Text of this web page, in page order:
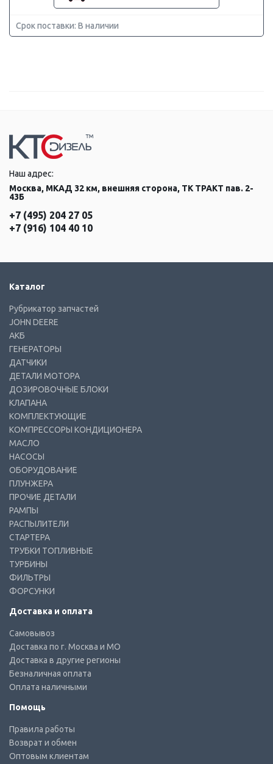
Срок поставки: В наличии
Наш адрес:
Москва, МКАД 32 км, внешняя сторона, ТК ТРАКТ пав. 2-
43Б
+7 (495) 204 27 05
+7 (916) 104 40 10
Каталог
Рубрикатор запчастей
JOHN DEERE
АКБ
ГЕНЕРАТОРЫ
ДАТЧИКИ
ДЕТАЛИ МОТОРА
ДОЗИРОВОЧНЫЕ БЛОКИ
КЛАПАНА
КОМПЛЕКТУЮЩИЕ
КОМПРЕССОРЫ КОНДИЦИОНЕРА
МАСЛО
НАСОСЫ
ОБОРУДОВАНИЕ
ПЛУНЖЕРА
ПРОЧИЕ ДЕТАЛИ
РАМПЫ
РАСПЫЛИТЕЛИ
СТАРТЕРА
ТРУБКИ ТОПЛИВНЫЕ
ТУРБИНЫ
ФИЛЬТРЫ
ФОРСУНКИ
Доставка и оплата
Самовывоз
Доставка по г. Москва и МО
Доставка в другие регионы
Безналичная оплата
Оплата наличными
Помощь
Правила работы
Возврат и обмен
Оптовым клиентам